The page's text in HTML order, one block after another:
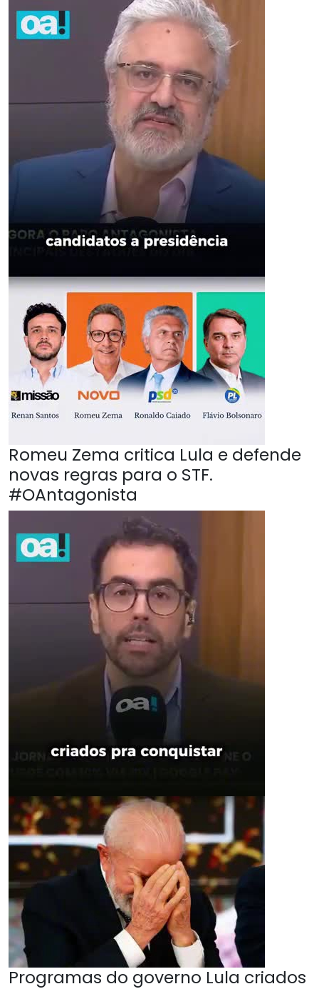
Romeu Zema critica Lula e defende
novas regras para o STF.
#OAntagonista
Programas do governo Lula criados